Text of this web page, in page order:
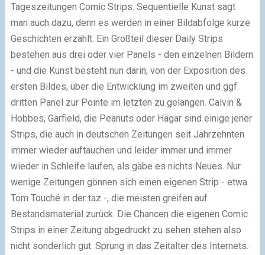
Tageszeitungen Comic Strips. Sequentielle Kunst sagt
man auch dazu, denn es werden in einer Bildabfolge kurze
Geschichten erzählt. Ein Großteil dieser Daily Strips
bestehen aus drei oder vier Panels - den einzelnen Bildern
- und die Kunst besteht nun darin, von der Exposition des
ersten Bildes, über die Entwicklung im zweiten und ggf.
dritten Panel zur Pointe im letzten zu gelangen. Calvin &
Hobbes, Garfield, die Peanuts oder Hägar sind einige jener
Strips, die auch in deutschen Zeitungen seit Jahrzehnten
immer wieder auftauchen und leider immer und immer
wieder in Schleife laufen, als gäbe es nichts Neues. Nur
wenige Zeitungen gönnen sich einen eigenen Strip - etwa
Tom Touché in der taz -, die meisten greifen auf
Bestandsmaterial zurück. Die Chancen die eigenen Comic
Strips in einer Zeitung abgedruckt zu sehen stehen also
nicht sonderlich gut. Sprung in das Zeitalter des Internets.